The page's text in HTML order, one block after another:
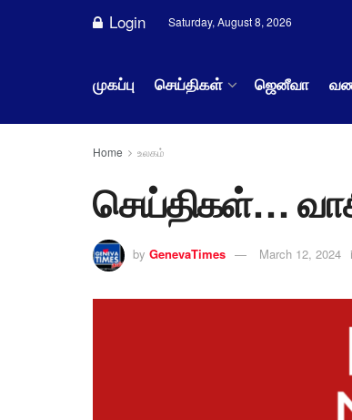
Login Saturday, August 8, 2026
முகப்பு செய்திகள் ஜெனீவா
Home உலகம்
செய்திகள்…
by GenevaTimes March 12, 2024